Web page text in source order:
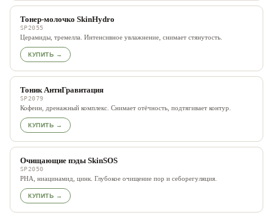
Тонер-молочко SkinHydro
SP2055
Церамиды, тремелла. Интенсивное увлажнение, снимает стянутость.
КУПИТЬ →
Тоник АнтиГравитация
SP2079
Кофеин, дренажный комплекс. Снимает отёчность, подтягивает контур.
КУПИТЬ →
Очищающие пэды SkinSOS
SP2050
PHA, ниацинамид, цинк. Глубокое очищение пор и себорегуляция.
КУПИТЬ →